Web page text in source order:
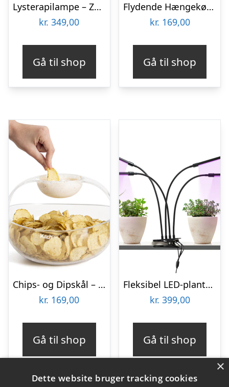
Lysterapilampe – Zenkuru
kr. 349,00
Gå til shop
Flydende Hængekøje – Intex
kr. 169,00
Gå til shop
Chips- og Dipskål – KitchPro
kr. 169,00
Gå til shop
Fleksibel LED-plantelampe – KitchPro
kr. 399,00
Gå til shop
×
Dette website bruger tracking cookies